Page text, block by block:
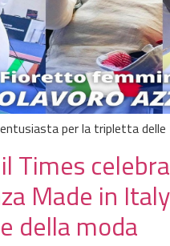
per la tripletta
Times celebra
Made in
della moda